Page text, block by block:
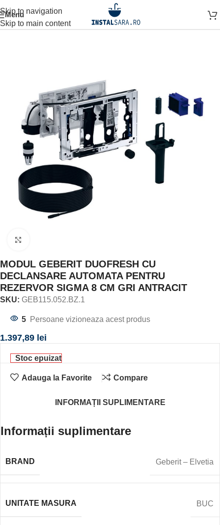
Skip to navigation
Skip to main content
Menu
Prima pagină OBIECTE SANITARE SISTEM INSTALARE
MODUL GEBERIT DUOFRESH CU
DECLANSARE AUTOMATA PENTRU
REZERVOR SIGMA 8 CM GRI ANTRACIT
SKU: GEB115.052.BZ.1
5 Persoane vizioneaza acest produs
1.397,89 lei
Stoc epuizat
Adauga la Favorite Compare
INFORMAȚII SUPLIMENTARE
Informații suplimentare
BRAND Geberit – Elvetia
UNITATE MASURA BUC